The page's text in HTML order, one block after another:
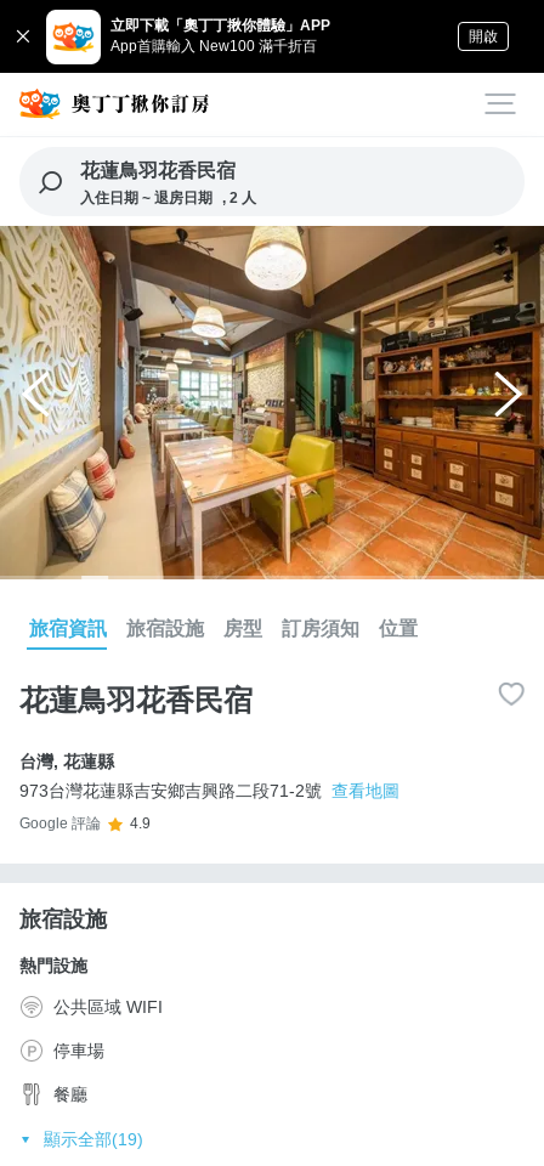
立即下載「奧丁丁揪你體驗」APP
App首購輸入 New100 滿千折百
開啟
花蓮鳥羽花香民宿
入住日期 ~ 退房日期 , 2 人
旅宿資訊 旅宿設施 房型 訂房須知 位置
花蓮鳥羽花香民宿
台灣, 花蓮縣
973台灣花蓮縣吉安鄉吉興路二段71-2號 查看地圖
Google 評論 4.9
旅宿設施
熱門設施
公共區域 WIFI
停車場
餐廳
顯示全部(19)